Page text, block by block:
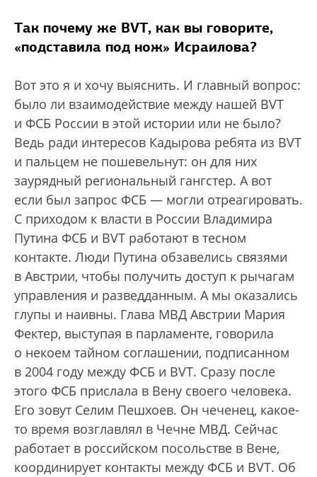
Так почему же BVT, как вы говорите,
«подставила под нож» Исраилова?
Вот это я и хочу выяснить. И главный вопрос:
было ли взаимодействие между нашей BVT
и ФСБ России в этой истории или не было?
Ведь ради интересов Кадырова ребята из BVT
и пальцем не пошевельнут: он для них
заурядный региональный гангстер. А вот
если был запрос ФСБ — могли отреагировать.
С приходом к власти в России Владимира
Путина ФСБ и BVT работают в тесном
контакте. Люди Путина обзавелись связями
в Австрии, чтобы получить доступ к рычагам
управления и разведданным. А мы оказались
глупы и наивны. Глава МВД Австрии Мария
Фектер, выступая в парламенте, говорила
о некоем тайном соглашении, подписанном
в 2004 году между ФСБ и BVT. Сразу после
этого ФСБ прислала в Вену своего человека.
Его зовут Селим Пешхоев. Он чеченец, какое-
то время возглавлял в Чечне МВД. Сейчас
работает в российском посольстве в Вене,
координирует контакты между ФСБ и BVT. Об